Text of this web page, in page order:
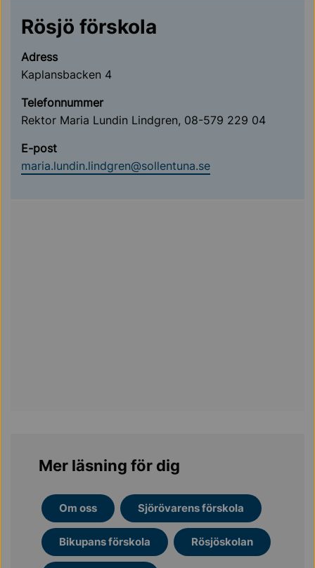
Rösjö förskola
Adress
Kaplansbacken 4
Telefonnummer
Rektor Maria Lundin Lindgren, 08-579 229 04
E-post
maria.lundin.lindgren@sollentuna.se
Mer läsning för dig
Om oss Sjörövarens förskola
Bikupans förskola Rösjöskolan